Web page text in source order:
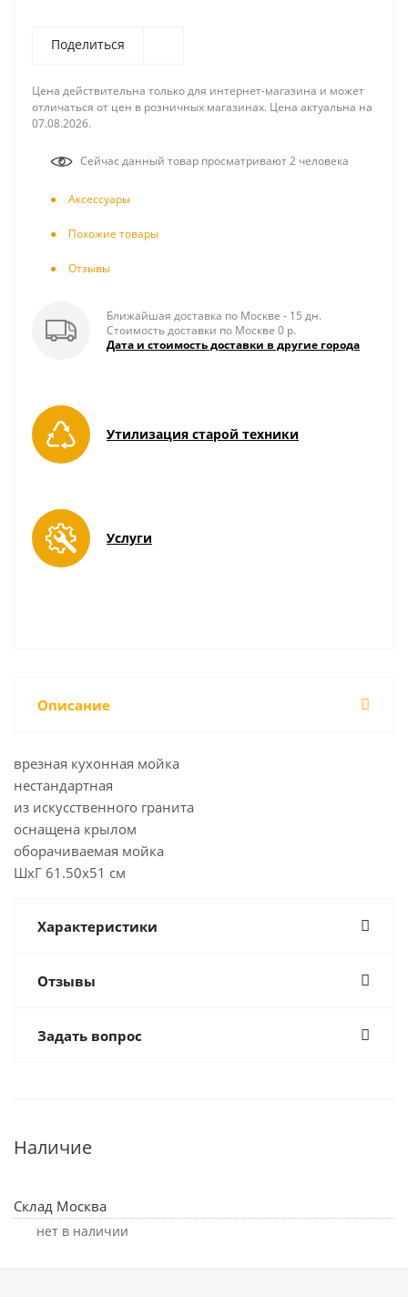
Поделиться
Цена действительна только для интернет-магазина и может
отличаться от цен в розничных магазинах. Цена актуальна на
07.08.2026.
Сейчас данный товар просматривают 2 человека
Аксесcуары
Похожие товары
Отзывы
Ближайшая доставка по Москве - 15 дн.
Стоимость доставки по Москве 0 р.
Дата и стоимость доставки в другие города
Утилизация старой техники
Услуги
Описание
врезная кухонная мойка
нестандартная
из искусственного гранита
оснащена крылом
оборачиваемая мойка
ШхГ 61.50х51 см
Характеристики
Отзывы
Задать вопрос
Наличие
Склад Москва
Нет в наличии